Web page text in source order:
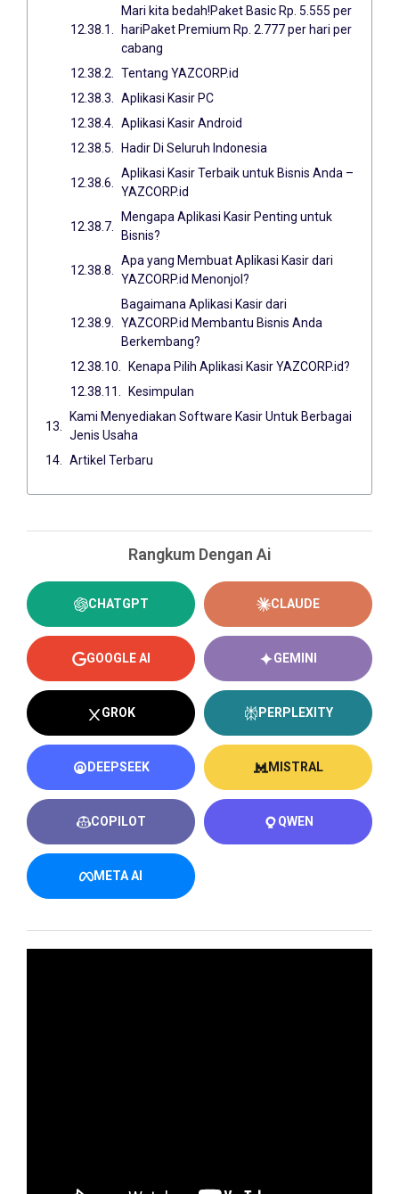
Mari kita bedah!Paket Basic Rp. 5.555 per
hariPaket Premium Rp. 2.777 per hari per
cabang
Tentang YAZCORP.id
Aplikasi Kasir PC
Aplikasi Kasir Android
Hadir Di Seluruh Indonesia
Aplikasi Kasir Terbaik untuk Bisnis Anda –
YAZCORP.id
Mengapa Aplikasi Kasir Penting untuk
Bisnis?
Apa yang Membuat Aplikasi Kasir dari
YAZCORP.id Menonjol?
Bagaimana Aplikasi Kasir dari
YAZCORP.id Membantu Bisnis Anda
Berkembang?
Kenapa Pilih Aplikasi Kasir YAZCORP.id?
Kesimpulan
Kami Menyediakan Software Kasir Untuk Berbagai
Jenis Usaha
Artikel Terbaru
Rangkum Dengan Ai
CHATGPT CLAUDE
GOOGLE AI GEMINI
GROK PERPLEXITY
DEEPSEEK MISTRAL
COPILOT QWEN
META AI